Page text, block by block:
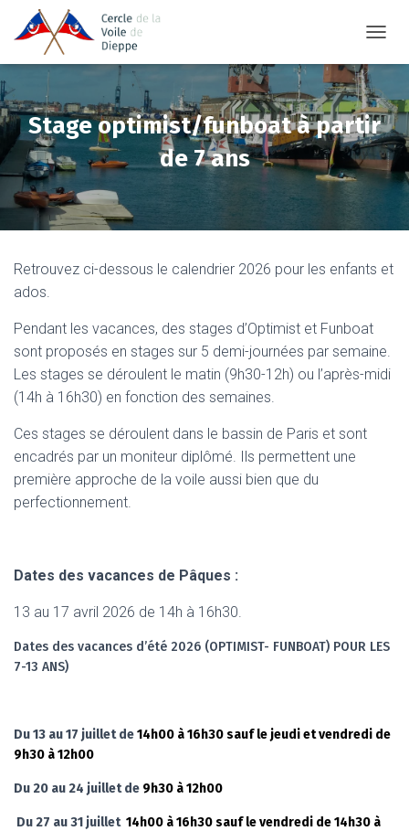
Stage optimist/funboat à partir
de 7 ans
Retrouvez ci-dessous le calendrier 2026 pour les enfants et
ados.
Pendant les vacances, des stages d’Optimist et Funboat
sont proposés en stages sur 5 demi-journées par semaine.
Les stages se déroulent le matin (9h30-12h) ou l’après-midi
(14h à 16h30) en fonction des semaines.
Ces stages se déroulent dans le bassin de Paris et sont
encadrés par un moniteur diplômé. Ils permettent une
première approche de la voile aussi bien que du
perfectionnement.
Dates des vacances de Pâques :
13 au 17 avril 2026 de 14h à 16h30.
Dates des vacances d’été 2026 (OPTIMIST- FUNBOAT) POUR LES
7-13 ANS)
Du 13 au 17 juillet de14h00 à 16h30 sauf le jeudi et vendredi de
9h30 à 12h00
Du 20 au 24 juillet de 9h30 à 12h00
Du 27 au 31 juillet 14h00 à 16h30 sauf le vendredi de 14h30 à